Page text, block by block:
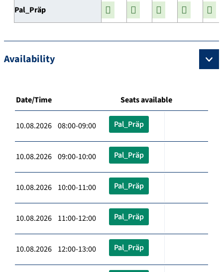
Pal_Präp
Availability
Date/Time Seats available
10.08.2026 08:00-09:00 Pal_Präp
10.08.2026 09:00-10:00 Pal_Präp
10.08.2026 10:00-11:00 Pal_Präp
10.08.2026 11:00-12:00 Pal_Präp
10.08.2026 12:00-13:00 Pal_Präp